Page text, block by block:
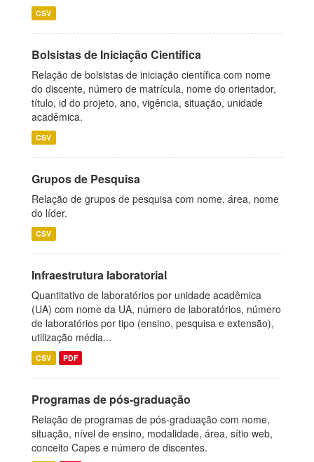
CSV
Bolsistas de Iniciação Científica
Relação de bolsistas de iniciação científica com nome
do discente, número de matrícula, nome do orientador,
título, id do projeto, ano, vigência, situação, unidade
acadêmica.
CSV
Grupos de Pesquisa
Relação de grupos de pesquisa com nome, área, nome
do líder.
CSV
Infraestrutura laboratorial
Quantitativo de laboratórios por unidade acadêmica
(UA) com nome da UA, número de laboratórios, número
de laboratórios por tipo (ensino, pesquisa e extensão),
utilização média...
CSV PDF
Programas de pós-graduação
Relação de programas de pós-graduação com nome,
situação, nível de ensino, modalidade, área, sítio web,
conceito Capes e número de discentes.